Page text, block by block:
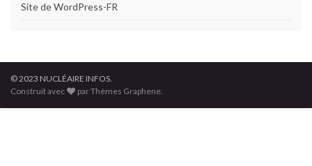
Site de WordPress-FR
© 2023 NUCLÉAIRE INFOS.
Construit avec
par Thèmes Graphene.